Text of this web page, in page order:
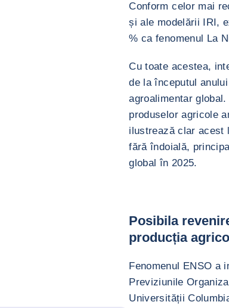
Conform celor mai
și ale modelării IRI,
% ca fenomenul La
Cu toate acestea,
de la începutul
agroalimentar
produselor agricole
ilustrează clar acest
fără îndoială,
global în 2025.
Posibila
producția
Fenomenul ENSO a
Previziunile
Universității